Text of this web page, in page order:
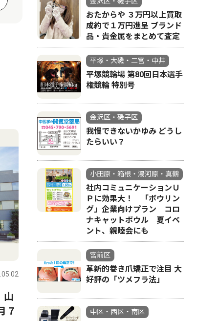
山
７
おたからや ３万円以上買取
成約で１万円進呈 ブランド
品・貴金属をまとめて査定
平塚・大磯・二宮・中井
平塚競輪場 第80回日本選手
権競輪 特別号
金沢区・磯子区
我慢できないかゆみ どうし
たらいい？
小田原・箱根・湯河原・真鶴
社内コミュニケーションＵ
Ｐに効果大！ 「ボウリン
グ」企業向けプラン コロ
ナキャットボウル 夏イベ
ント、親睦会にも
宮前区
革新的巻き爪矯正で注目 大
好評の「ツメフラ法」
中区・西区・南区